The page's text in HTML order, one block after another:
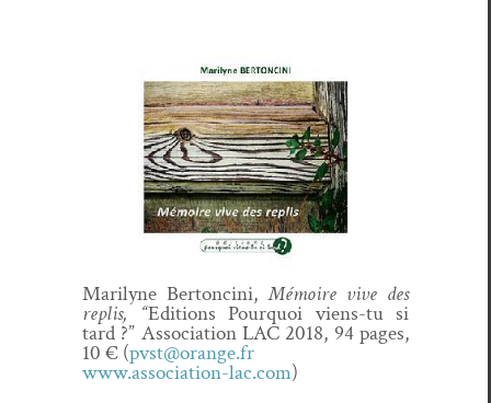
Mar­i­lyne Bertonci­ni,Mémoire vive des
replis, “Edi­tions Pourquoi viens-tu si
tard ?” Asso­ci­a­tion LAC 2018, 94 pages,
10 € (pvst@orange.fr
www.association-lac.com)